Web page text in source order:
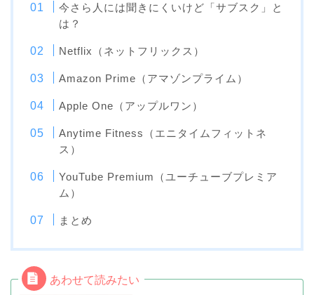
今さら人には聞きにくいけど「サブスク」と
は？
Netflix（ネットフリックス）
Amazon Prime（アマゾンプライム）
Apple One（アップルワン）
Anytime Fitness（エニタイムフィットネ
ス）
YouTube Premium（ユーチューブプレミア
ム）
まとめ